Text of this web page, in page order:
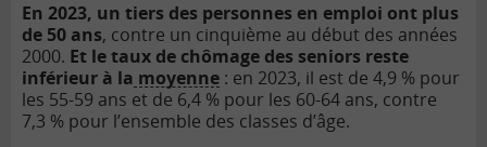
En 2023, un tiers des personnes en emploi ont plus
de 50 ans, contre un cinquième au début des années
2000. Et le taux de chômage des seniors reste
inférieur à la moyenne : en 2023, il est de 4,9 % pour
les 55-59 ans et de 6,4 % pour les 60-64 ans, contre
7,3 % pour l’ensemble des classes d’âge.